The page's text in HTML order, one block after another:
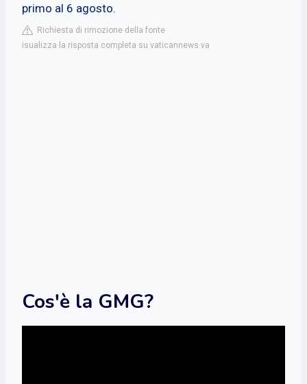
primo al 6 agosto.
Richiesta di rimozione della fonte
isualizza la risposta completa su vaticannews.va
Cos'è la GMG?